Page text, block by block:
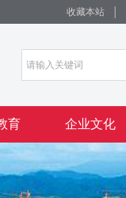
收藏本站
育 企业文化